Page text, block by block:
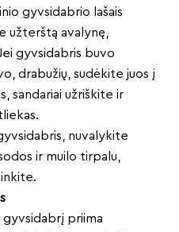
gyvsidabrio lašais
užterštą avalynę,
gyvsidabris buvo
drabužių, sudėkite juos į
sandariai užriškite ir
nuvalykite
ir muilo tirpalu,
gyvsidabrį priima